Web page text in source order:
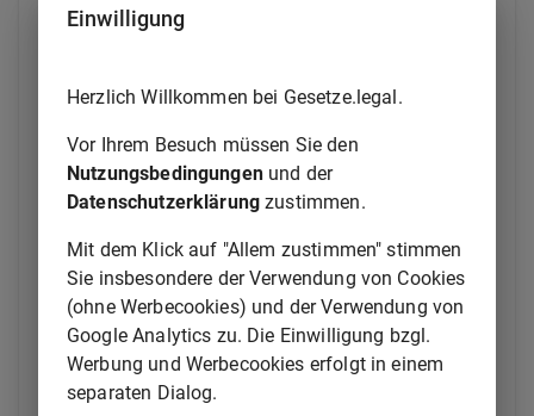
(1) Einem ordnungsgemäß geladenen Zeugen, der
ihn ein Ordnungsgeld und für den Fall, daß dieses
festgesetzt. Auch ist die zwangsweise Vorführung
des Zeugen zulässig; § 135 gilt entsprechend. Im
Falle wiederholten Ausbleibens kann das
Ordnungsmittel noch einmal festgesetzt werden.
(2) Die Auferlegung der Kosten und die Festsetzung
eines Ordnungsmittels unterbleiben, wenn das
Ausbleiben des Zeugen rechtzeitig genügend
entschuldigt wird. Erfolgt die Entschuldigung nach
Satz 1 nicht rechtzeitig, so unterbleibt die
Einwilligung
Herzlich Willkommen bei Gesetze.legal.
Vor Ihrem Besuch müssen Sie den
Nutzungsbedingungenund der
Datenschutzerklärung zustimmen.
Mit dem Klick auf "Allem zustimmen" stimmen
Sie insbesondere der Verwendung von Cookies
(ohne Werbecookies) und der Verwendung von
Google Analytics zu. Die Einwilligung bzgl.
Werbung und Werbecookies erfolgt in einem
separaten Dialog.